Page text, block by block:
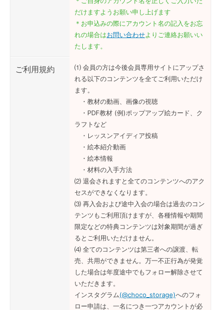
だけますようお願い申し上げます
＊お申込みの際にアカウント名の記入をお忘
れの場合はお問い合わせよりご連絡お願いい
たします。
ご利用規約
⑴ 会員の方は今後会員専用サイトにアップさ
れる以下のコンテンツを全てご利用いただけ
ます。
・教材の動画、画像の視聴
・PDF教材 (例)ポップアップ絵カード、ク
ラフトなど
・レッスンアイディア投稿
・絵本紹介動画
・絵本情報
・材料の入手方法
⑵ 退会されますと全てのコンテンツへのアク
セスができなくなります。
⑶ 再入会および途中入会の場合は過去のコン
テンツもご利用頂けますが、各種情報や期間
限定などの特典コンテンツは対象期間が過ぎ
るとご利用いただけません。
⑷ 全てのコンテンツは第三者への譲渡、転
売、共用ができません。万一不正行為が発覚
した場合は年度途中でもフォロー解除させて
いただきます。
インスタグラム(@choco_storage)へのフォ
ロー申請は、一名につき一つアカウントが必